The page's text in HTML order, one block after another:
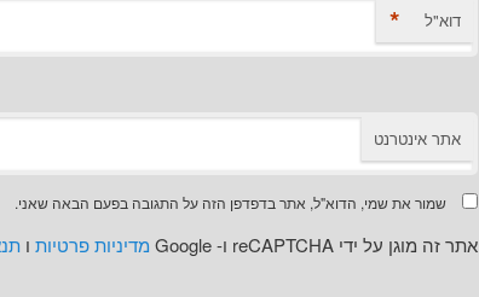
דוא"ל *
אתר אינטרנט
שמור את שמי, הדוא"ל, אתר בדפדפן הזה על התגובה בפעם הבאה שאני.
אתר זה מוגן על ידי reCAPTCHA ו- Google מדיניות פרטיותו